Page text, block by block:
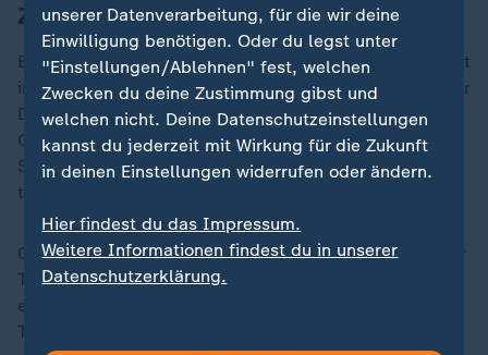
Zeidler und Märtens favorisiert
Bei den Männern geht Ruderer Oliver Zeidler als Favorit
ins Rennen. Mit dem ersten olympischen Einer-Gold für
Deutschland seit 32 Jahren hat er sich in den
Geschichtsbüchern verewigt. Das gilt auch für
Schwimmer Lukas Märtens, der über 400 Meter Freistil
triumphierte.
Chancen ausrechnen darf sich auch Patrick Lange: Der
Triathlet ist zwar kein Olympiasieger, dafür aber ein
echter "Mann aus Eisen": 2024 gelang ihm der dritte
Triumph beim Iron Man auf Hawaii.
unserer Datenverarbeitung, für die wir deine
Einwilligung benötigen. Oder du legst unter
"Einstellungen/Ablehnen" fest, welchen
Zwecken du deine Zustimmung gibst und
welchen nicht. Deine Datenschutzeinstellungen
kannst du jederzeit mit Wirkung für die Zukunft
in deinen Einstellungen widerrufen oder ändern.
Hier findest du das Impressum.
Weitere Informationen findest du in unserer
Datenschutzerklärung.